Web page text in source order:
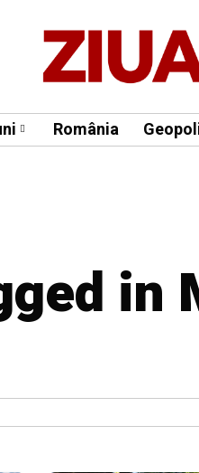
România
in